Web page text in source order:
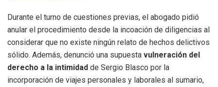
Durante el turno de cuestiones previas, el abogado pidió
anular el procedimiento desde la incoación de diligencias al
considerar que no existe ningún relato de hechos delictivos
sólido. Además, denunció una supuesta vulneración del
derecho a la intimidad de Sergio Blasco por la
incorporación de viajes personales y laborales al sumario,